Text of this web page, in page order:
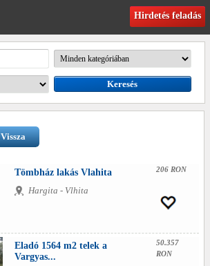
Hirdetés feladás
Vissza
Tömbház lakás Vlahita
Hargita - Vlhita
206 RON
Eladó 1564 m2 telek a
Vargyas...
50.357
RON